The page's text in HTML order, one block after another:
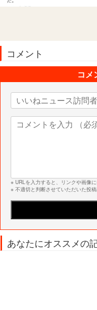
コメント
コメ
※ URLを入力すると、リンクや画像に
※ 不適切と判断させていただいた投稿
あなたにオススメの